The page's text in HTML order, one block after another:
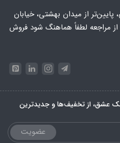
پایین‌تر از میدان بهشتی، خیابان
مراجعه لطفاً هماهنگ شود فروش
کلک عشق، از تخفیف‌ها و جدیدترین‌
عضویت